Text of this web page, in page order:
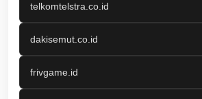
telkomtelstra.co.id
dakisemut.co.id
frivgame.id